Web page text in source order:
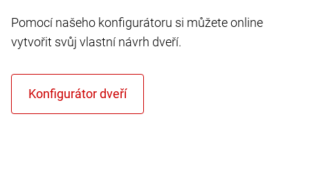
Pomocí našeho konfigurátoru si můžete online
vytvořit svůj vlastní návrh dveří.